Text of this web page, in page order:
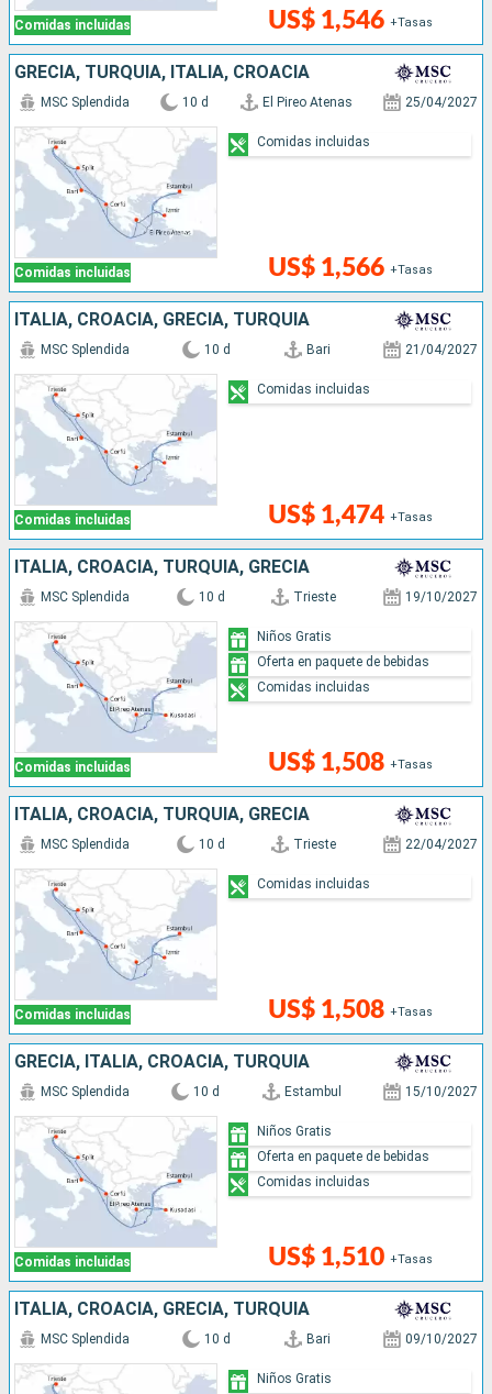
Comidas incluidas US$ 1,546 +Tasas
GRECIA, TURQUÍA, ITALIA, CROACIA
Comidas incluidas
MSC Splendida 10 d El Pireo Atenas 25/04/2027
US$ 1,566 +Tasas
Comidas incluidas
ITALIA, CROACIA, GRECIA, TURQUÍA
Comidas incluidas
MSC Splendida 10 d Bari 21/04/2027
US$ 1,474 +Tasas
Comidas incluidas
ITALIA, CROACIA, TURQUÍA, GRECIA
Comidas incluidas
MSC Splendida 10 d Trieste 19/10/2027
US$ 1,508 +Tasas
Niños Gratis
Oferta en paquete de bebidas
Comidas incluidas
ITALIA, CROACIA, TURQUÍA, GRECIA
Comidas incluidas
MSC Splendida 10 d Trieste 22/04/2027
US$ 1,508 +Tasas
Comidas incluidas
GRECIA, ITALIA, CROACIA, TURQUÍA
Comidas incluidas
MSC Splendida 10 d Estambul 15/10/2027
US$ 1,510 +Tasas
Niños Gratis
Oferta en paquete de bebidas
Comidas incluidas
ITALIA, CROACIA, GRECIA, TURQUÍA
MSC Splendida 10 d Bari 09/10/2027
Niños Gratis